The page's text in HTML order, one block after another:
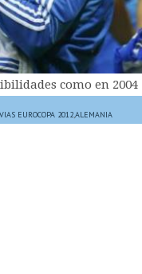
como en 2004
EUROCOPA 2012,ALEMANIA